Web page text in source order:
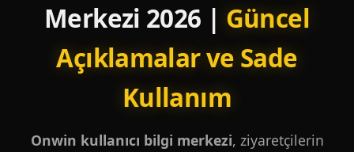
Merkezi 2026 | Güncel
Açıklamalar ve Sade
Kullanım
Onwin kullanıcı bilgi merkezi, ziyaretçilerin